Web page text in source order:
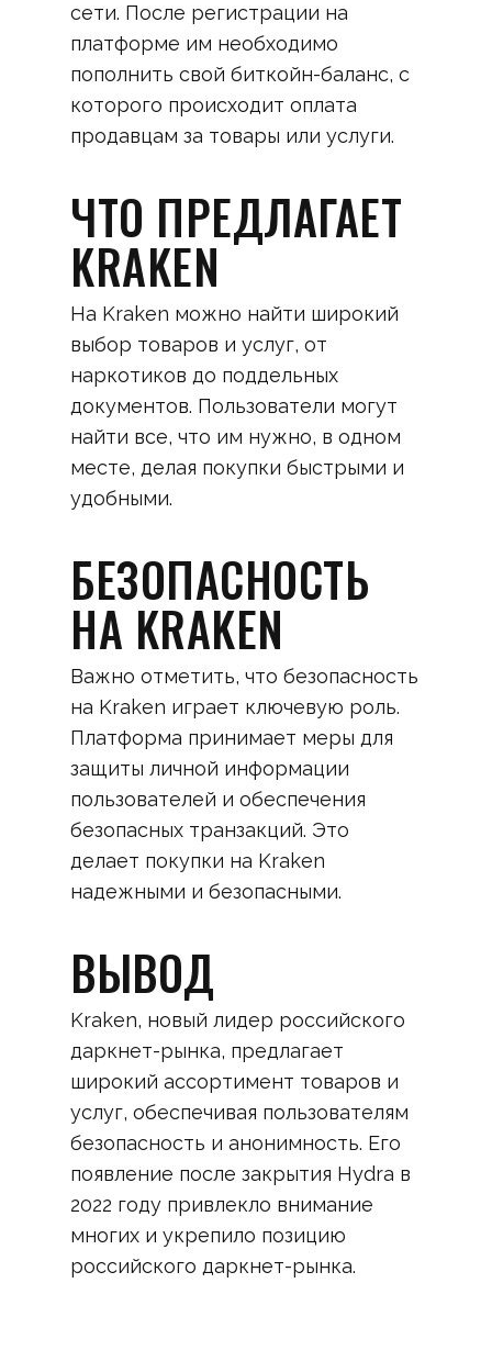
сети. После регистрации на
платформе им необходимо
пополнить свой биткойн-баланс, с
которого происходит оплата
продавцам за товары или услуги.
ЧТО ПРЕДЛАГАЕТ
KRAKEN
На Kraken можно найти широкий
выбор товаров и услуг, от
наркотиков до поддельных
документов. Пользователи могут
найти все, что им нужно, в одном
месте, делая покупки быстрыми и
удобными.
БЕЗОПАСНОСТЬ
НА KRAKEN
Важно отметить, что безопасность
на Kraken играет ключевую роль.
Платформа принимает меры для
защиты личной информации
пользователей и обеспечения
безопасных транзакций. Это
делает покупки на Kraken
надежными и безопасными.
ВЫВОД
Kraken, новый лидер российского
даркнет-рынка, предлагает
широкий ассортимент товаров и
услуг, обеспечивая пользователям
безопасность и анонимность. Его
появление после закрытия Hydra в
2022 году привлекло внимание
многих и укрепило позицию
российского даркнет-рынка.